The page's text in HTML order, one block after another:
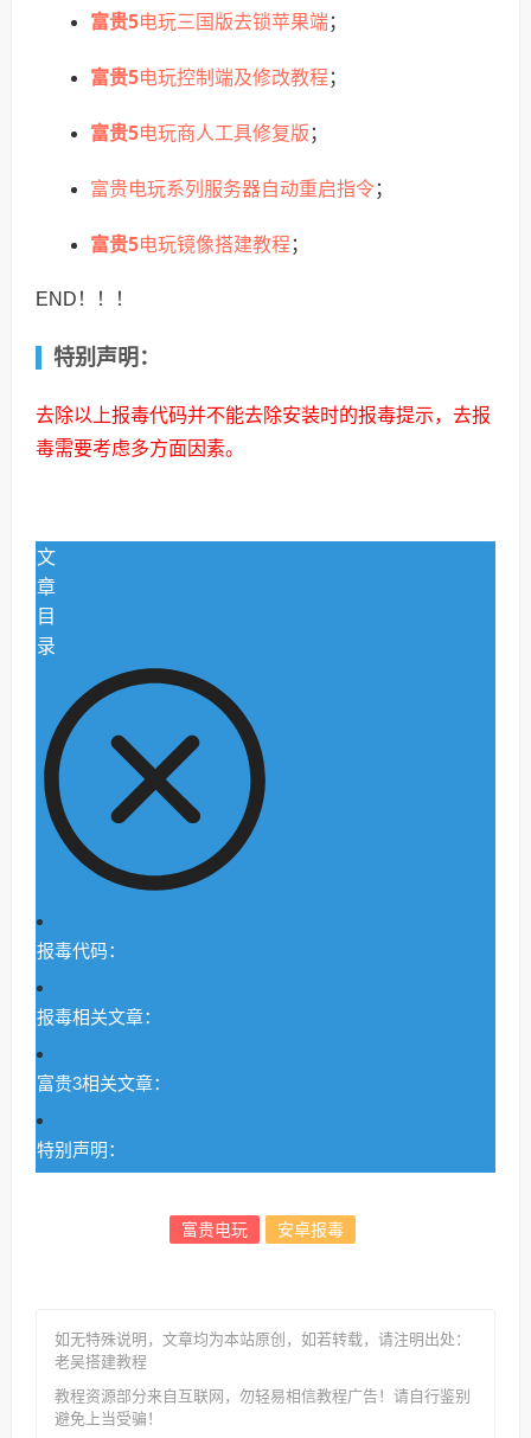
富贵5电玩三国版去锁苹果端；
富贵5电玩控制端及修改教程 ；
富贵5电玩商人工具修复版 ；
富贵电玩系列服务器自动重启指令；
富贵5电玩镜像搭建教程 ；
END！！！
特别声明：
去除以上报毒代码并不能去除安装时的报毒提示，去报
毒需要考虑多方面因素。
文
章
目
录
报毒代码：
报毒相关文章：
富贵3相关文章：
特别声明：
富贵电玩 安卓报毒
如无特殊说明，文章均为本站原创 ，如若转载，请注明出处：
老吴搭建教程
教程资源部分来自互联网，勿轻易相信教程广告！请自行鉴别
避免上当受骗！